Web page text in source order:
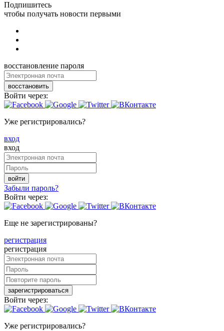
Подпишитесь
чтобы получать новости первыми
восстановление пароля
восстановить
Войти через:
Уже регистрировались?
вход
вход
войти
Забыли пароль?
Войти через:
Еще не зарегистрированы?
регистрация
регистрация
зарегистрироваться
Войти через:
Уже регистрировались?